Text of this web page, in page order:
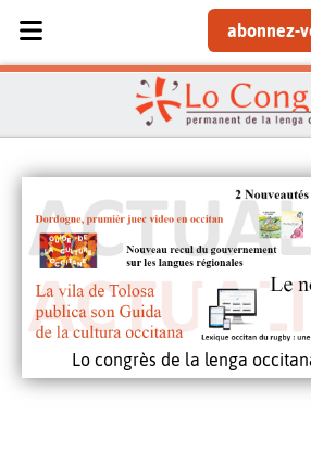
abonnez-
Lo congrès de la lenga